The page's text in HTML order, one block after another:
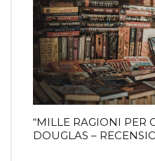
“MILLE RAGIONI PER
DOUGLAS –